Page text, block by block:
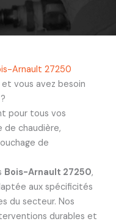
Arnault 27250
et vous avez besoin
pour tous vos
de chaudière,
de
Bois-Arnault 27250,
aux spécificités
du secteur. Nos
durables et